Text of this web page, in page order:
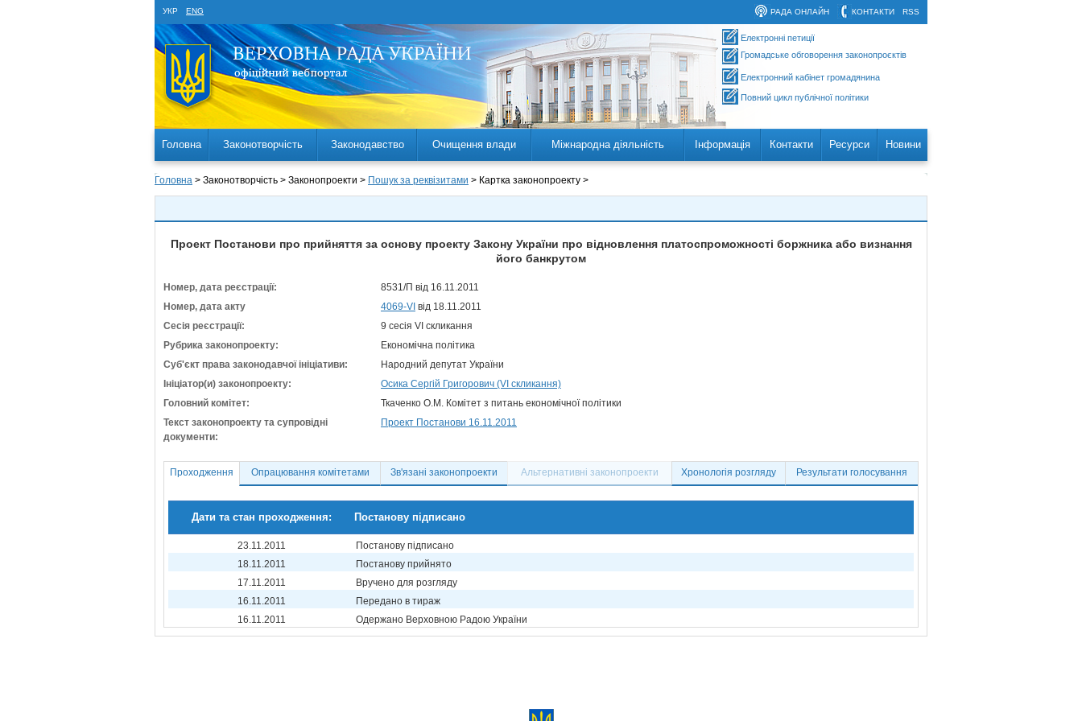
УКР ENG RSS
КОНТАКТИ
РАДА ОНЛАЙН
Електронні петиції
Громадське обговорення законопроєктів
Електронний кабінет громадянина
Повний цикл публічної політики
Головна Законотворчість Законодавство Очищення влади Міжнародна діяльність Інформація Контакти Ресурси Новини
Головна > Законотворчість > Законопроекти > Пошук за реквізитами > Картка законопроекту >
Проект Постанови про прийняття за основу проекту Закону України про відновлення платоспроможності боржника або визнання
його банкрутом
Номер, дата реєстрації:
8531/П від 16.11.2011
Номер, дата акту
4069-VI від 18.11.2011
Сесія реєстрації:
9 сесія VI скликання
Рубрика законопроекту:
Економічна політика
Суб'єкт права законодавчої ініціативи:
Народний депутат України
Ініціатор(и) законопроекту:
Осика Сергій Григорович (VI скликання)
Головний комітет:
Ткаченко О.М. Комітет з питань економічної політики
Текст законопроекту та супровідні
документи:
Проект Постанови 16.11.2011
Проходження Опрацювання комітетами Зв'язані законопроекти Альтернативні законопроекти Хронологія розгляду Результати голосування
Дати та стан проходження: Постанову підписано
23.11.2011
Постанову підписано
18.11.2011
Постанову прийнято
17.11.2011
Вручено для розгляду
16.11.2011
Передано в тираж
16.11.2011
Одержано Верховною Радою України